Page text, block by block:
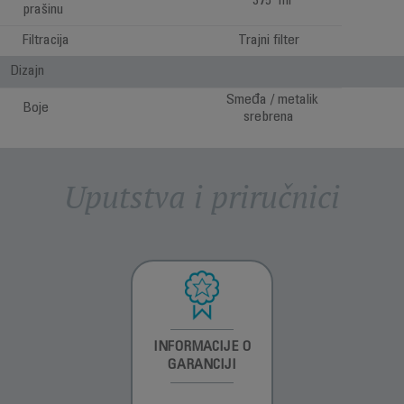
prašinu
Filtracija Trajni filter
Dizajn
Boje
Smeđa / metalik
srebrena
Uputstva i priručnici
INFORMACIJE O
GARANCIJI